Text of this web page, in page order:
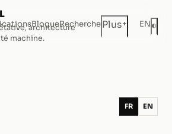
architecture
machine.
BlogueRecherchePlus+ EN◐
FR EN